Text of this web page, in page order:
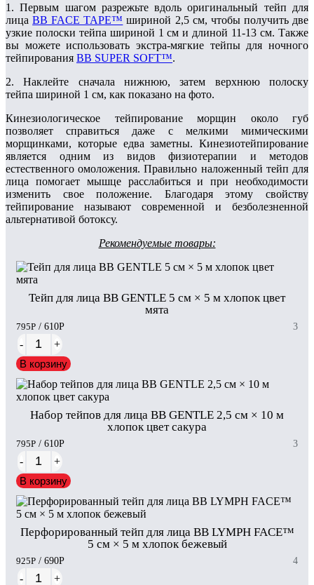
1. Первым шагом разрежьте вдоль оригинальный тейп для
лицаBB FACE TAPE™ шириной 2,5 см, чтобы получить две
узкие полоски тейпа шириной 1 см и длиной 11-13 см. Также
вы можете использовать экстра-мягкие тейпы для ночного
тейпирования BB SUPER SOFT™.
2. Наклейте сначала нижнюю, затем верхнюю полоску
тейпа шириной 1 см, как показано на фото.
Кинезиологическое тейпирование морщин около губ
позволяет справиться даже с мелкими мимическими
морщинками, которые едва заметны. Кинезиотейпирование
является одним из видов физиотерапии и методов
естественного омоложения. Правильно наложенный тейп для
лица помогает мышце расслабиться и при необходимости
изменить свое положение. Благодаря этому свойству
тейпирование называют современной и безболезненной
альтернативой ботоксу.
Рекомендуемые товары:
Тейп для лица BB GENTLE 5 см × 5 м хлопок цвет
мята
795Р / 610Р 3
-
+
В корзину
Набор тейпов для лица BB GENTLE 2,5 см × 10 м
хлопок цвет сакура
795Р / 610Р 3
-
+
В корзину
Перфорированный тейп для лица BB LYMPH FACE™
5 см × 5 м хлопок бежевый
925Р / 690Р 4
-
+